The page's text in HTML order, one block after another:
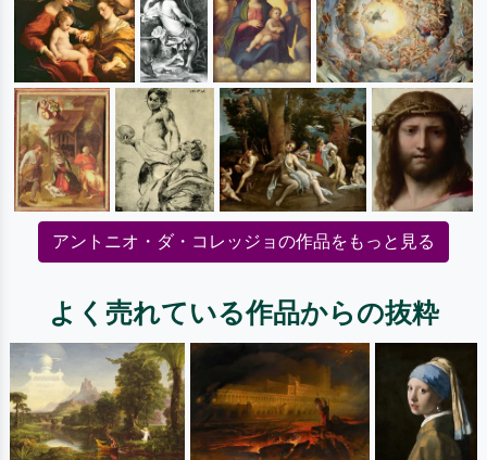
アントニオ・ダ・コレッジョの作品をもっと見る
よく売れている作品からの抜粋